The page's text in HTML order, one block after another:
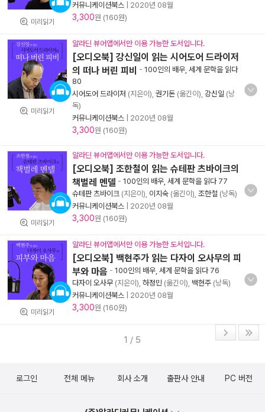
미리읽기
커뮤니케이션북스
2020년 08월
3,300원 (160원)
미리읽기
알라딘 뷰어앱에서만 이용 가능한 도서입니다.
[오디오북] 강신일이 읽는 시어도어 드라이저
의 떠나 버린 피비 - 100인의 배우, 세계 문학을 읽다
80
시어도어 드라이저 (지은이), 권기돈 (옮긴이), 강신일 (낭
독)
커뮤니케이션북스
2020년 08월
3,300원 (160원)
미리읽기
알라딘 뷰어앱에서만 이용 가능한 도서입니다.
[오디오북] 조한철이 읽는 슈테판 츠바이크의
책벌레 멘델 - 100인의 배우, 세계 문학을 읽다 77
슈테판 츠바이크 (지은이), 이지숙 (옮긴이), 조한철 (낭독)
커뮤니케이션북스
2020년 08월
3,300원 (160원)
미리읽기
알라딘 뷰어앱에서만 이용 가능한 도서입니다.
[오디오북] 백현주가 읽는 다자이 오사무의 피
부와 마음 - 100인의 배우, 세계 문학을 읽다 76
다자이 오사무 (지은이), 하정민 (옮긴이), 백현주 (낭독)
커뮤니케이션북스
2020년 08월
3,300원 (160원)
1 / 5
로그인 전체 메뉴 회사 소개 출판사 안내 PC 버전